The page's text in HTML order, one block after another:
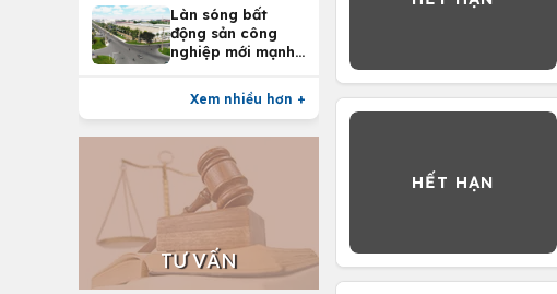
Làn sóng bất
động sản công
nghiệp mới mạnh
Xem nhiều hơn +
TƯ VẤN